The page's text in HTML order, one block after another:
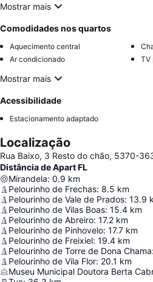
Mostrar mais
Comodidades nos quartos
Aquecimento central
Ar condicionado
TV
Mostrar mais
Acessibilidade
Estacionamento adaptado
Localização
Rua Baixo, 3 Resto do chão, 5370-
Distância de Apart FL
Mirandela: 0.9 km
Pelourinho de Frechas: 8.5 km
Pelourinho de Vale de Prados: 13.9
Pelourinho de Vilas Boas: 15.4 km
Pelourinho de Abreiro: 17.2 km
Pelourinho de Pinhovelo: 17.7 km
Pelourinho de Freixiel: 19.4 km
Pelourinho de Torre de Dona Chama:
Pelourinho de Vila Flor: 20.1 km
Museu Municipal Doutora Berta